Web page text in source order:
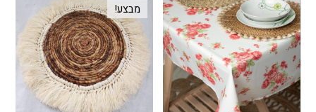
מבצע!